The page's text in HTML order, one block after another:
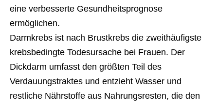
eine verbesserte Gesundheitsprognose
ermöglichen.
Darmkrebs ist nach Brustkrebs die zweithäufigste
krebsbedingte Todesursache bei Frauen. Der
Dickdarm umfasst den größten Teil des
Verdauungstraktes und entzieht Wasser und
restliche Nährstoffe aus Nahrungsresten, die den